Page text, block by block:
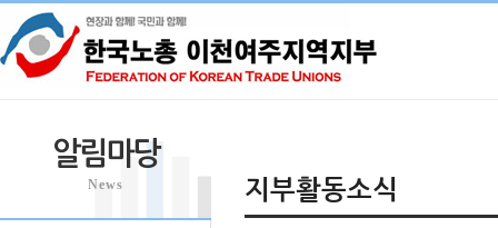
알림마당
News 지부활동소식